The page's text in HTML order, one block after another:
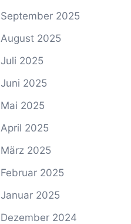
September 2025
August 2025
Juli 2025
Juni 2025
Mai 2025
April 2025
März 2025
Februar 2025
Januar 2025
Dezember 2024